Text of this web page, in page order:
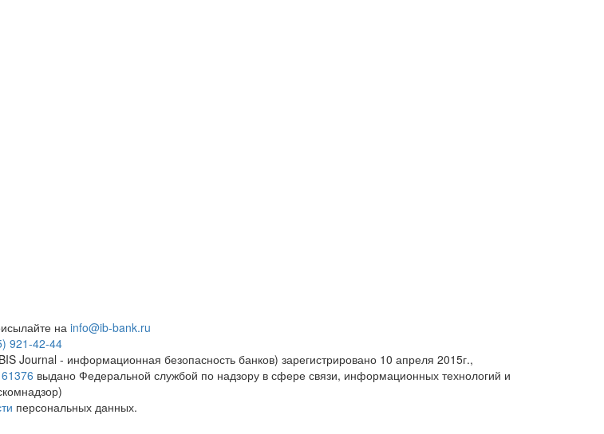
на info@ib-bank.ru
921-42-44
Journal - информационная безопасность банков) зарегистрировано 10 апреля 2015г.,
выдано Федеральной службой по надзору в сфере связи, информационных технологий и
персональных данных.